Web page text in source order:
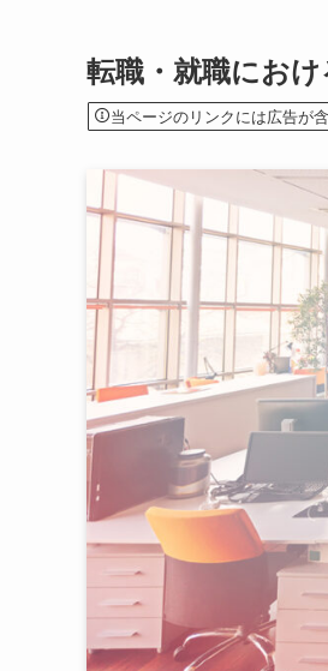
転職・就職にお
当ページのリンクには広告が